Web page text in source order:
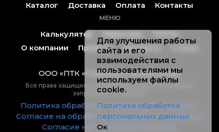
Каталог Доставка Оплата Контакты
МЕНЮ
Калькулятор Марочник
ГОСТы
О компании
Проекты Контакты
ООО «ПТК «Стальторг» ® 2019-2026.
Все права защищены, копирование без согласования
запрещено. Не оферта.
Политика обработки персональных данных
Согласие на обработку персональных данных
Согласие на получение рекламы
Для улучшения работы
сайта и его
взаимодействия с
пользователями мы
используем файлы
cookie.
Политика обработки
персональных данных
Ок